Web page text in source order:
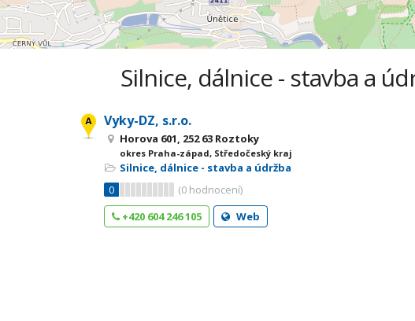
Silnice, dálnice - stavba a
Vyky-DZ, s.r.o.
Horova 601, 252 63 Roztoky
okres Praha-západ, Středočeský kraj
Silnice, dálnice - stavba a údržba
0
(0 hodnocení)
+420 604 246 105
Web